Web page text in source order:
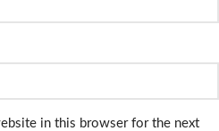
in this browser for the next